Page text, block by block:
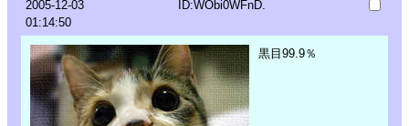
2005-12-03
01:14:50
ID:WObi0WFnD.
黒目99.9％